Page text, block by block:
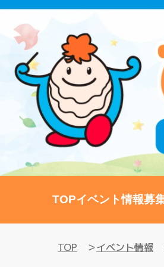
TOPイベント情報募
TOP イベント情報